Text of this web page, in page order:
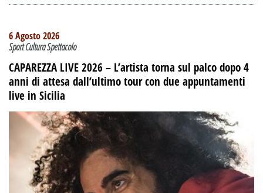
6 Agosto 2026
Sport Cultura Spettacolo
CAPAREZZA LIVE 2026 – L’artista torna sul palco dopo 4
anni di attesa dall’ultimo tour con due appuntamenti
live in Sicilia